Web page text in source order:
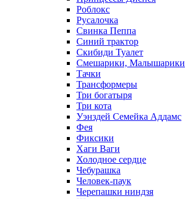
Роблокс
Русалочка
Свинка Пеппа
Синий трактор
Скибиди Туалет
Смешарики, Малышарики
Тачки
Трансформеры
Три богатыря
Три кота
Уэнздей Семейка Аддамс
Фея
Фиксики
Хаги Ваги
Холодное сердце
Чебурашка
Человек-паук
Черепашки ниндзя